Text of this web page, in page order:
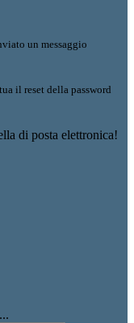
un messaggio
il reset della password
di posta elettronica!